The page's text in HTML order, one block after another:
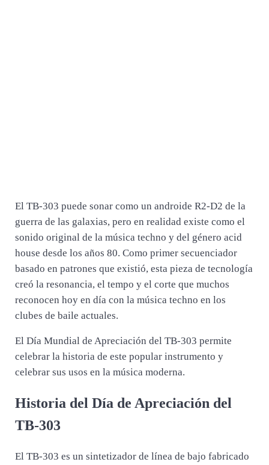
El TB-303 puede sonar como un androide R2-D2 de la
guerra de las galaxias, pero en realidad existe como el
sonido original de la música techno y del género acid
house desde los años 80. Como primer secuenciador
basado en patrones que existió, esta pieza de tecnología
creó la resonancia, el tempo y el corte que muchos
reconocen hoy en día con la música techno en los
clubes de baile actuales.
El Día Mundial de Apreciación del TB-303 permite
celebrar la historia de este popular instrumento y
celebrar sus usos en la música moderna.
Historia del Día de Apreciación del
TB-303
El TB-303 es un sintetizador de línea de bajo fabricado